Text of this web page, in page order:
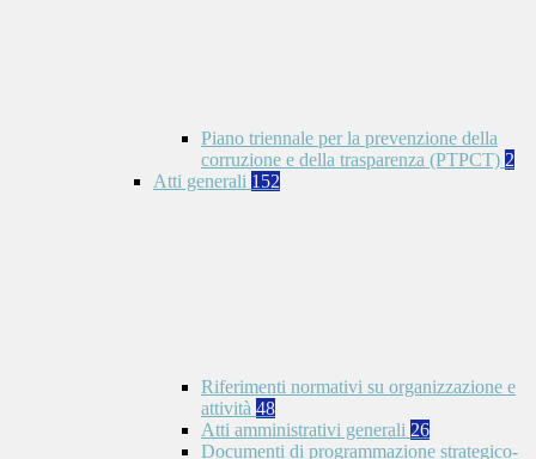
Piano triennale per la prevenzione della
corruzione e della trasparenza (PTPCT) 2
Atti generali 152
Riferimenti normativi su organizzazione e
attività 48
Atti amministrativi generali 26
Documenti di programmazione strategico-